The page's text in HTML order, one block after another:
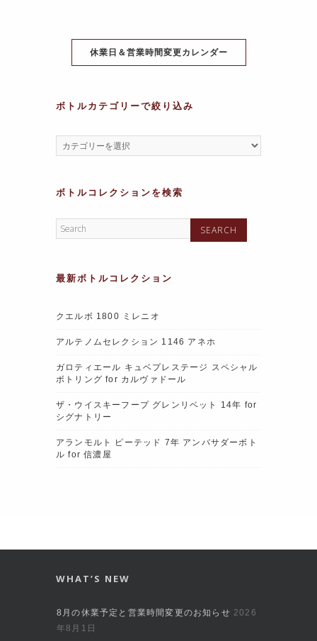
o
k
p
休業日＆営業時間変更カレンダー
ボトルカテゴリーで絞り込み
ボトルコレクションを検索
最新ボトルコレクション
クエルボ 1800 ミレニオ
アルテノムセレクション 1146 アネホ
ガロティエール キュベプレステージ スペシャル
ボトリング for カルヴァドール
ザ・ウイスキーフープ グレンリベット 14年 for
シグナトリー
アランモルト ピーテッド 7年 アンバサダーボト
ル for 信濃屋
WHAT’S NEW
8月の休業予定と営業時間変更のお知らせ 2026
年8月1日